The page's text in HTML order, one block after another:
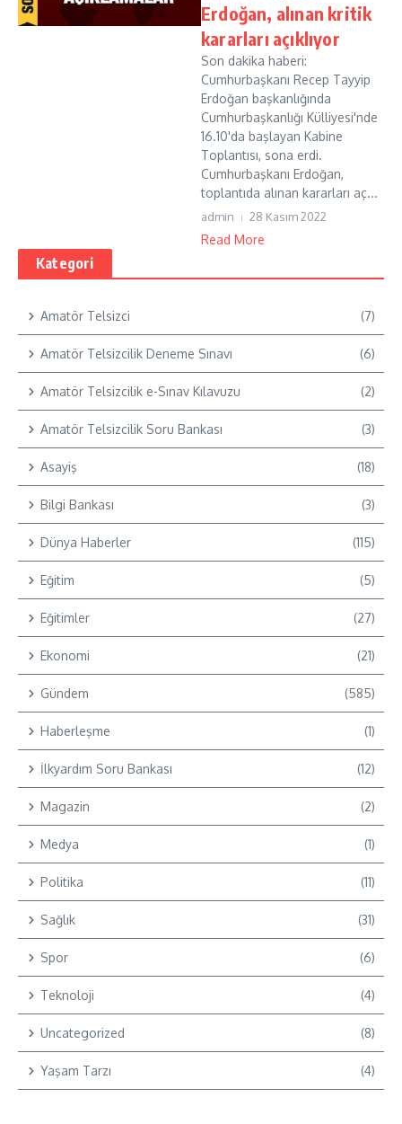
Erdoğan, alınan kritik
kararları açıklıyor
Son dakika haberi:
Cumhurbaşkanı Recep Tayyip
Erdoğan başkanlığında
Cumhurbaşkanlığı Külliyesi'nde
16.10'da başlayan Kabine
Toplantısı, sona erdi.
Cumhurbaşkanı Erdoğan,
toplantıda alınan kararları aç...
admin 28 Kasım 2022
Read More
Kategori
Amatör Telsizci (7)
Amatör Telsizcilik Deneme Sınavı (6)
Amatör Telsizcilik e-Sınav Kılavuzu (2)
Amatör Telsizcilik Soru Bankası (3)
Asayiş (18)
Bilgi Bankası (3)
Dünya Haberler (115)
Eğitim (5)
Eğitimler (27)
Ekonomi (21)
Gündem (585)
Haberleşme (1)
İlkyardım Soru Bankası (12)
Magazin (2)
Medya (1)
Politika (11)
Sağlık (31)
Spor (6)
Teknoloji (4)
Uncategorized (8)
Yaşam Tarzı (4)